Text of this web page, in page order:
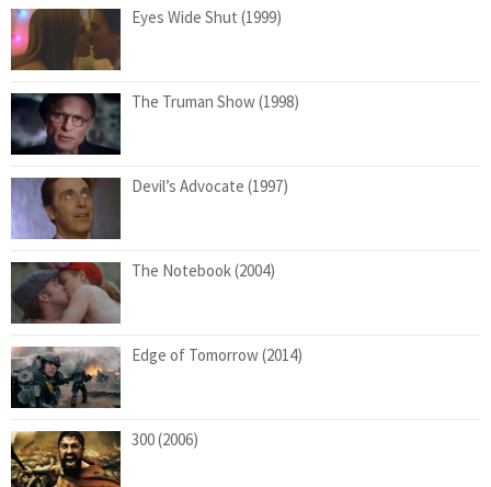
Eyes Wide Shut (1999)
The Truman Show (1998)
Devil’s Advocate (1997)
The Notebook (2004)
Edge of Tomorrow (2014)
300 (2006)